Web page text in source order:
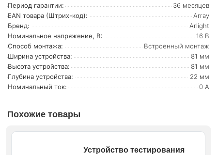
Период гарантии:
36 месяцев
EAN товара (Штрих-код):
Array
Бренд:
Arlight
Номинальное напряжение, В:
16 В
Способ монтажа:
Встроенный монтаж
Ширина устройства:
81 мм
Высота устройства:
81 мм
Глубина устройства:
22 мм
Номинальный ток:
0 А
Похожие товары
Устройство тестирования